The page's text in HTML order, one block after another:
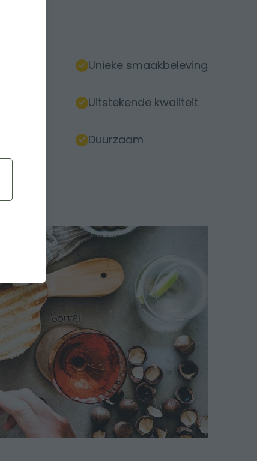
Unieke smaakbeleving
Uitstekende kwaliteit
Duurzaam